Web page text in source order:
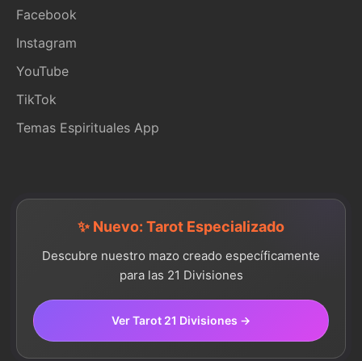
Facebook
Instagram
YouTube
TikTok
Temas Espirituales App
✨ Nuevo: Tarot Especializado
Descubre nuestro mazo creado específicamente
para las 21 Divisiones
Ver Tarot 21 Divisiones →